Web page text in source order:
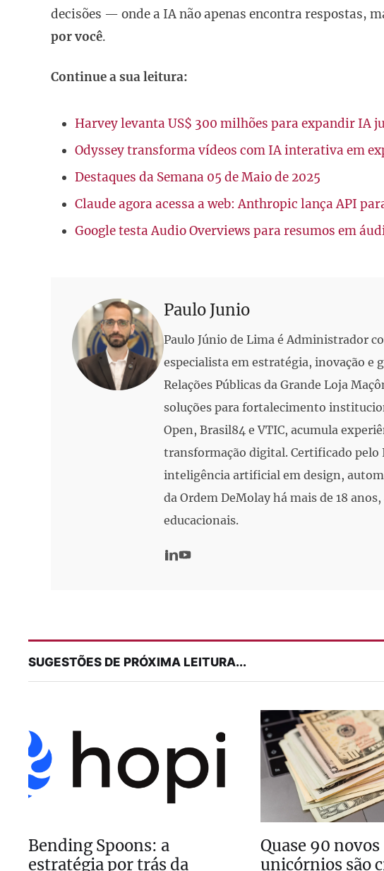
decisões — onde a IA não apenas encontra respostas,
por você.
Continue a sua leitura:
Harvey levanta US$ 300 milhões para expandir IA
Odyssey transforma vídeos com IA interativa em
Destaques da Semana 05 de Maio de 2025
Claude agora acessa a web: Anthropic lança API
Google testa Audio Overviews para resumos em
Paulo Junio
Paulo Júnio de Lima é Administrador
especialista em estratégia, inovação e
Relações Públicas da Grande Loja
soluções para fortalecimento
Open, Brasil84 e VTIC, acumula
transformação digital. Certificado pelo
inteligência artificial em design,
da Ordem DeMolay há mais de 18
educacionais.
SUGESTÕES DE PRÓXIMA LEITURA...
Bending Spoons: a
estratégia por trás da
Quase 90 novos
unicórnios são